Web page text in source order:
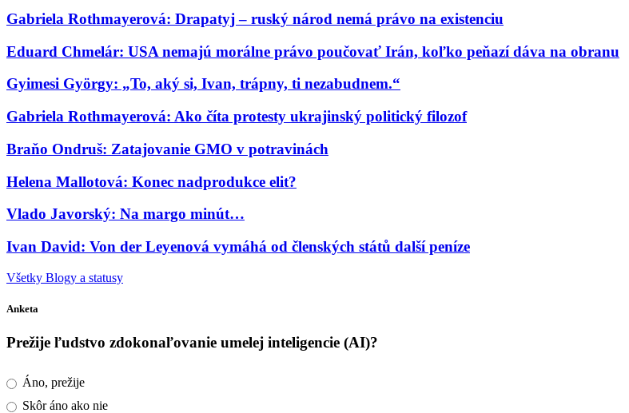
Gabriela Rothmayerová: Drapatyj – ruský národ nemá právo na existenciu
Eduard Chmelár: USA nemajú morálne právo poučovať Irán, koľko peňazí dáva na obranu
Gyimesi György: „To, aký si, Ivan, trápny, ti nezabudnem.“
Gabriela Rothmayerová: Ako číta protesty ukrajinský politický filozof
Braňo Ondruš: Zatajovanie GMO v potravinách
Helena Mallotová: Konec nadprodukce elit?
Vlado Javorský: Na margo minút…
Ivan David: Von der Leyenová vymáhá od členských států další peníze
Všetky Blogy a statusy
Anketa
Prežije ľudstvo zdokonaľovanie umelej inteligencie (AI)?
Áno, prežije
Skôr áno ako nie